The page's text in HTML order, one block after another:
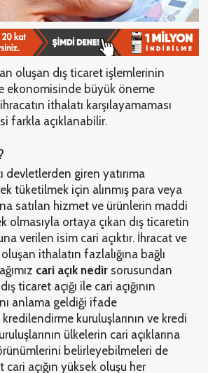
oluşan dış ticaret işlemlerinin
ekonomisinde büyük öneme
ithalatı karşılayamaması
farkla açıklanabilir.
devletlerden giren yatırıma
tüketilmek için alınmış para veya
satılan hizmet ve ürünlerin maddi
olmasıyla ortaya çıkan dış ticaretin
verilen isim cari açıktır. İhracat ve
ithalatın fazlalığına bağlı
cari açık nedirsorusundan
ticaret açığı ile cari açığının
anlama geldiği ifade
kuruluşlarının ve kredi
ülkelerin cari açıklarına
belirleyebilmeleri de
açığın yüksek oluşu her